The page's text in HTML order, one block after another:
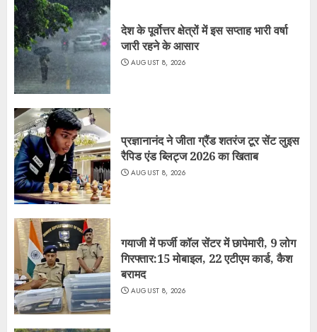
देश के पूर्वोत्तर क्षेत्रों में इस सप्ताह भारी वर्षा
जारी रहने के आसार
AUGUST 8, 2026
प्रज्ञानानंद ने जीता ग्रैंड शतरंज टूर सेंट लुइस
रैपिड एंड ब्लिट्ज 2026 का खिताब
AUGUST 8, 2026
गयाजी में फर्जी कॉल सेंटर में छापेमारी, 9 लोग
गिरफ्तार:15 मोबाइल, 22 एटीएम कार्ड, कैश
बरामद
AUGUST 8, 2026